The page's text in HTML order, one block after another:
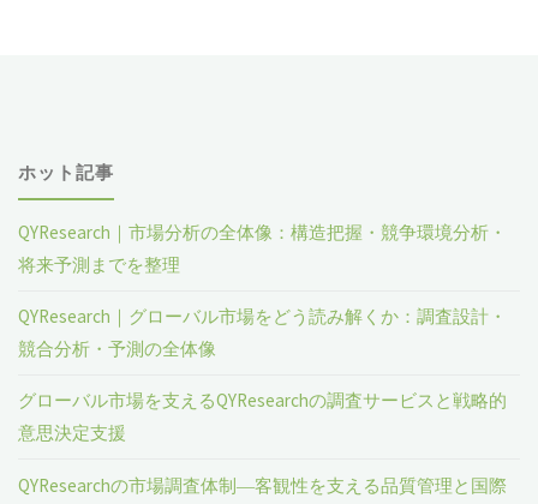
ホット記事
QYResearch｜市場分析の全体像：構造把握・競争環境分析・
将来予測までを整理
QYResearch｜グローバル市場をどう読み解くか：調査設計・
競合分析・予測の全体像
グローバル市場を支えるQYResearchの調査サービスと戦略的
意思決定支援
QYResearchの市場調査体制―客観性を支える品質管理と国際